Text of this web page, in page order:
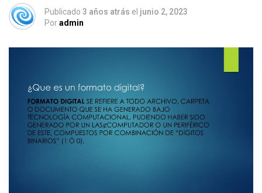
Publicado 3 años atrás el junio 2, 2023
Poradmin